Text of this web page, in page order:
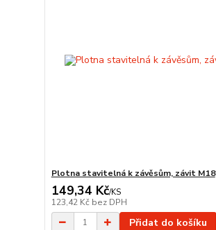
Plotna stavitelná k závěsům, závit M18
149,34 Kč/KS
123,42 Kč bez DPH
Přidat do košíku